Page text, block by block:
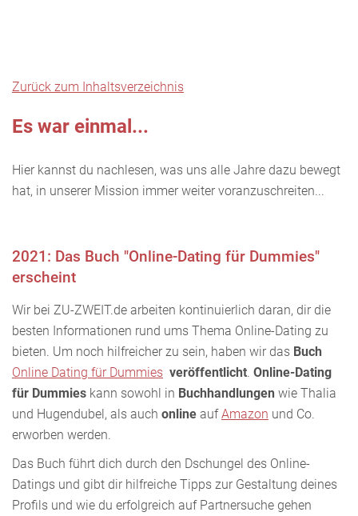
Zurück zum Inhaltsverzeichnis
Es war einmal...
Hier kannst du nachlesen, was uns alle Jahre dazu bewegt
hat, in unserer Mission immer weiter voranzuschreiten...
2021: Das Buch "Online-Dating für Dummies"
erscheint
Wir bei ZU-ZWEIT.de arbeiten kontinuierlich daran, dir die
besten Informationen rund ums Thema Online-Dating zu
bieten. Um noch hilfreicher zu sein, haben wir das Buch
Online Dating für Dummies veröffentlicht. Online-Dating
für Dummies kann sowohl in Buchhandlungen wie Thalia
und Hugendubel, als auch online aufAmazon und Co.
erworben werden.
Das Buch führt dich durch den Dschungel des Online-
Datings und gibt dir hilfreiche Tipps zur Gestaltung deines
Profils und wie du erfolgreich auf Partnersuche gehen